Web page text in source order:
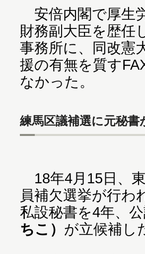
安倍内閣で厚生
財務副大臣を歴任
事務所に、同改憲
援の有無を質す
なかった。
練馬区議補選に元秘書
18年4月15日、
員補欠選挙が行わ
私設秘書を4年、
ちこ） が立候補し